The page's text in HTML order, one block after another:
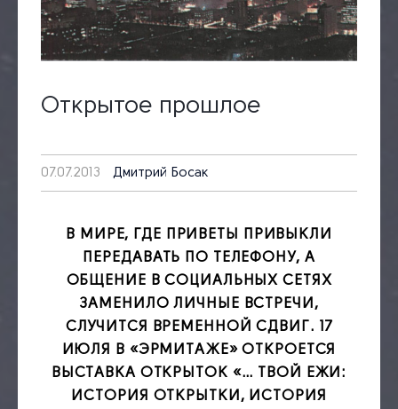
Открытое прошлое
07.07.2013 Дмитрий Босак
В МИРЕ, ГДЕ ПРИВЕТЫ ПРИВЫКЛИ
ПЕРЕДАВАТЬ ПО ТЕЛЕФОНУ, А
ОБЩЕНИЕ В СОЦИАЛЬНЫХ СЕТЯХ
ЗАМЕНИЛО ЛИЧНЫЕ ВСТРЕЧИ,
СЛУЧИТСЯ ВРЕМЕННОЙ СДВИГ. 17
ИЮЛЯ В «ЭРМИТАЖЕ» ОТКРОЕТСЯ
ВЫСТАВКА ОТКРЫТОК «… ТВОЙ ЕЖИ:
ИСТОРИЯ ОТКРЫТКИ, ИСТОРИЯ